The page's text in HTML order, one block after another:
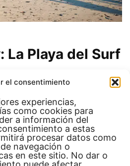
el consentimiento
experiencias,
como cookies para
a información del
a estas
procesar datos como
navegación o
en este sitio. No dar o
La Playa del Surf
internacionalmente como
un paraíso para quienes
olas perfectas de esta
de todo el mundo,
el famoso evento del
del surf, el lugar